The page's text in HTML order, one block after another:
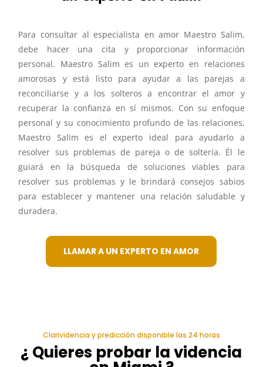
Para consultar al especialista en amor Maestro Salim,
debe hacer una cita y proporcionar información
personal. Maestro Salim es un experto en relaciones
amorosas y está listo para ayudar a las parejas a
reconciliarse y a los solteros a encontrar el amor y
recuperar la confianza en sí mismos. Con su enfoque
personal y su conocimiento profundo de las relaciones,
Maestro Salim es el experto ideal para ayudarlo a
resolver sus problemas de pareja o de soltería. Él le
guiará en la búsqueda de soluciones viables para
resolver sus problemas y le brindará consejos sabios
para establecer y mantener una relación saludable y
duradera.
LLAMAR A UN EXPERTO EN AMOR
Clarividencia y predicción disponible las 24 horas
¿ Quieres probar la videncia